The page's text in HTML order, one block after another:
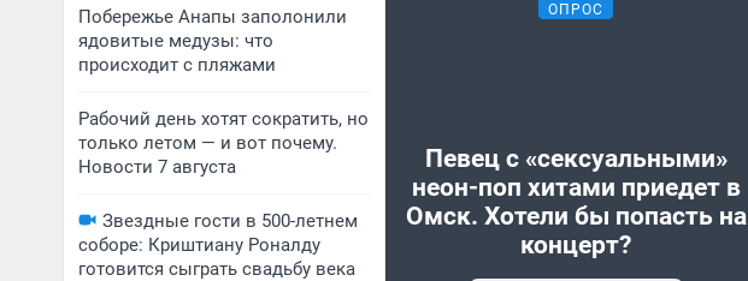
Побережье Анапы заполонили
ядовитые медузы: что
происходит с пляжами
Рабочий день хотят сократить, но
только летом — и вот почему.
Новости 7 августа
Звездные гости в 500-летнем
соборе: Криштиану Роналду
готовится сыграть свадьбу века
ОПРОС
Певец с «сексуальными»
неон-поп хитами приедет в
Омск. Хотели бы попасть на
концерт?